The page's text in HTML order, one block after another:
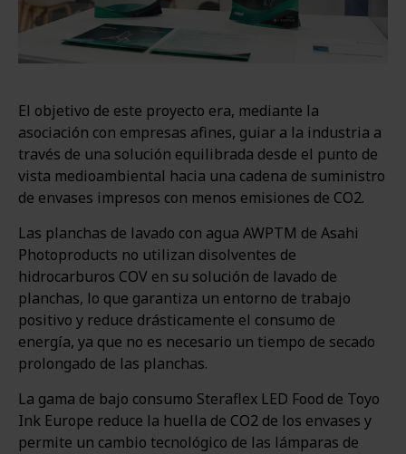
El objetivo de este proyecto era, mediante la
asociación con empresas afines, guiar a la industria a
través de una solución equilibrada desde el punto de
vista medioambiental hacia una cadena de suministro
de envases impresos con menos emisiones de CO2.
Las planchas de lavado con agua AWPTM de Asahi
Photoproducts no utilizan disolventes de
hidrocarburos COV en su solución de lavado de
planchas, lo que garantiza un entorno de trabajo
positivo y reduce drásticamente el consumo de
energía, ya que no es necesario un tiempo de secado
prolongado de las planchas.
La gama de bajo consumo Steraflex LED Food de Toyo
Ink Europe reduce la huella de CO2 de los envases y
permite un cambio tecnológico de las lámparas de